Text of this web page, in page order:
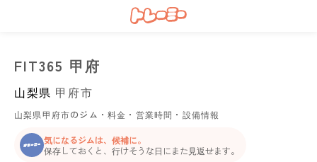
FIT365 甲府
山梨県 甲府市
山梨県甲府市のジム・料金・営業時間・設備情報
気になるジムは、候補に。
保存しておくと、行けそうな日にまた見返せます。